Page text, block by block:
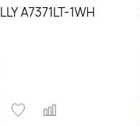
A7371LT-1WH